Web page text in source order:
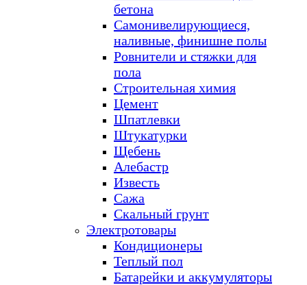
бетона
Самонивелирующиеся,
наливные, финишне полы
Ровнители и стяжки для
пола
Строительная химия
Цемент
Шпатлевки
Штукатурки
Щебень
Алебастр
Известь
Сажа
Скальный грунт
Электротовары
Кондиционеры
Теплый пол
Батарейки и аккумуляторы